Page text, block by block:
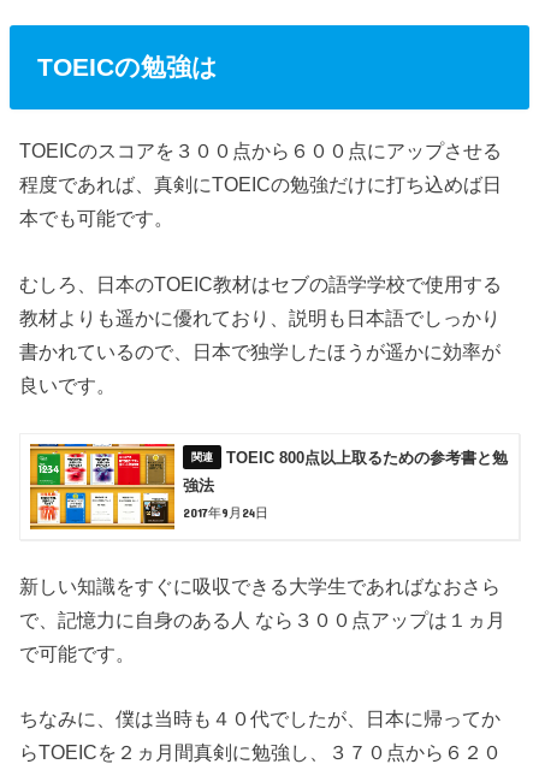
TOEICの勉強は
TOEICのスコアを３００点から６００点にアップさせる
程度であれば、真剣にTOEICの勉強だけに打ち込めば日
本でも可能です。
むしろ、日本のTOEIC教材はセブの語学学校で使用する
教材よりも遥かに優れており、説明も日本語でしっかり
書かれているので、日本で独学したほうが遥かに効率が
良いです。
TOEIC 800点以上取るための参考書と勉
強法
2017年9月24日
新しい知識をすぐに吸収できる大学生であればなおさら
で、記憶力に自身のある人 なら３００点アップは１ヵ月
で可能です。
ちなみに、僕は当時も４０代でしたが、 日本に帰ってか
らTOEICを２ヵ月間真剣に勉強し、３７０点から６２０